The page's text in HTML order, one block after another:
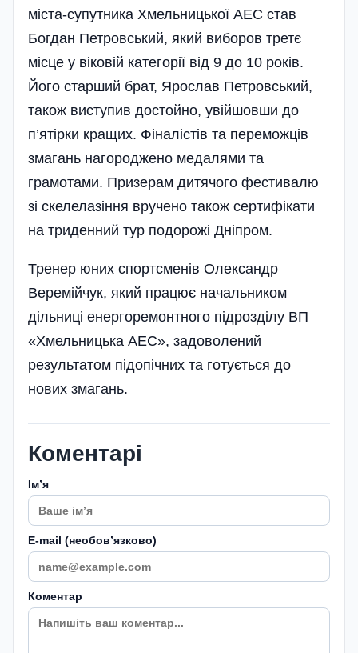
міста-супутника Хмельницької АЕС став
Богдан Петровський, який виборов третє
місце у віковій категорії від 9 до 10 років.
Його старший брат, Ярослав Петровський,
також виступив достойно, увійшовши до
п’ятірки кращих. Фіналістів та переможців
змагань нагороджено медалями та
грамотами. Призерам дитячого фестивалю
зі скелелазіння вручено також сертифікати
на триденний тур подорожі Дніпром.
Тренер юних спортсменів Олександр
Веремійчук, який працює начальником
дільниці енергоремонтного підрозділу ВП
«Хмельницька АЕС», задоволений
результатом підопічних та готується до
нових змагань.
Коментарі
Імʼя
E-mail (необовʼязково)
Коментар